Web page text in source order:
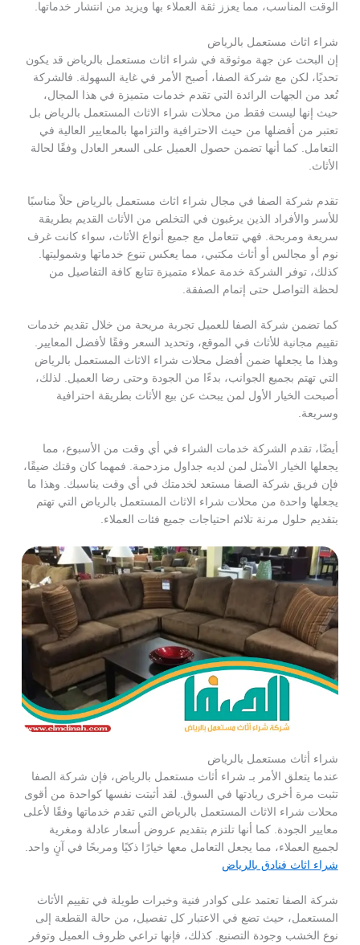
الوقت المناسب، مما يعزز ثقة العملاء بها ويزيد من انتشار خدماتها.
شراء اثاث مستعمل بالرياض
إن البحث عن جهة موثوقة في شراء اثاث مستعمل بالرياض قد يكون
تحديًا، لكن مع شركة الصفا، أصبح الأمر في غاية السهولة. فالشركة
تُعد من الجهات الرائدة التي تقدم خدمات متميزة في هذا المجال،
حيث إنها ليست فقط من محلات شراء الاثاث المستعمل بالرياض بل
تعتبر من أفضلها من حيث الاحترافية والتزامها بالمعايير العالية في
التعامل. كما أنها تضمن حصول العميل على السعر العادل وفقًا لحالة
الأثاث.
تقدم شركة الصفا في مجال شراء اثاث مستعمل بالرياض حلاً مناسبًا
للأسر والأفراد الذين يرغبون في التخلص من الأثاث القديم بطريقة
سريعة ومربحة. فهي تتعامل مع جميع أنواع الأثاث، سواء كانت غرف
نوم أو مجالس أو أثاث مكتبي، مما يعكس تنوع خدماتها وشموليتها.
كذلك، توفر الشركة خدمة عملاء متميزة تتابع كافة التفاصيل من
لحظة التواصل حتى إتمام الصفقة.
كما تضمن شركة الصفا للعميل تجربة مريحة من خلال تقديم خدمات
تقييم مجانية للأثاث في الموقع، وتحديد السعر وفقًا لأفضل المعايير.
وهذا ما يجعلها ضمن أفضل محلات شراء الاثاث المستعمل بالرياض
التي تهتم بجميع الجوانب، بدءًا من الجودة وحتى رضا العميل. لذلك،
أصبحت الخيار الأول لمن يبحث عن بيع الأثاث بطريقة احترافية
وسريعة.
أيضًا، تقدم الشركة خدمات الشراء في أي وقت من الأسبوع، مما
يجعلها الخيار الأمثل لمن لديه جداول مزدحمة. فمهما كان وقتك ضيقًا،
فإن فريق شركة الصفا مستعد لخدمتك في أي وقت يناسبك. وهذا ما
يجعلها واحدة من محلات شراء الاثاث المستعمل بالرياض التي تهتم
بتقديم حلول مرنة تلائم احتياجات جميع فئات العملاء.
شراء أثاث مستعمل بالرياض
عندما يتعلق الأمر بـ شراء أثاث مستعمل بالرياض، فإن شركة الصفا
تثبت مرة أخرى ريادتها في السوق. لقد أثبتت نفسها كواحدة من أقوى
محلات شراء الاثاث المستعمل بالرياض التي تقدم خدماتها وفقًا لأعلى
معايير الجودة. كما أنها تلتزم بتقديم عروض أسعار عادلة ومغرية
لجميع العملاء، مما يجعل التعامل معها خيارًا ذكيًا ومربحًا في آنٍ واحد.
شراء اثاث فنادق بالرياض
شركة الصفا تعتمد على كوادر فنية وخبرات طويلة في تقييم الأثاث
المستعمل، حيث تضع في الاعتبار كل تفصيل، من حالة القطعة إلى
نوع الخشب وجودة التصنيع. كذلك، فإنها تراعي ظروف العميل وتوفر